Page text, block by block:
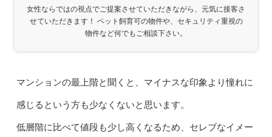
女性ならではの視点でご提案させていただきながら、元気に接客さ
せていただきます！ ペット飼育可の物件や、セキュリティ重視の
物件など何でもご相談下さい。
マンションの最上階と聞くと、マイナスな印象より憧れに
感じるという方も少なくないと思います。
低層階に比べて値段も少し高くなるため、セレブなイメー